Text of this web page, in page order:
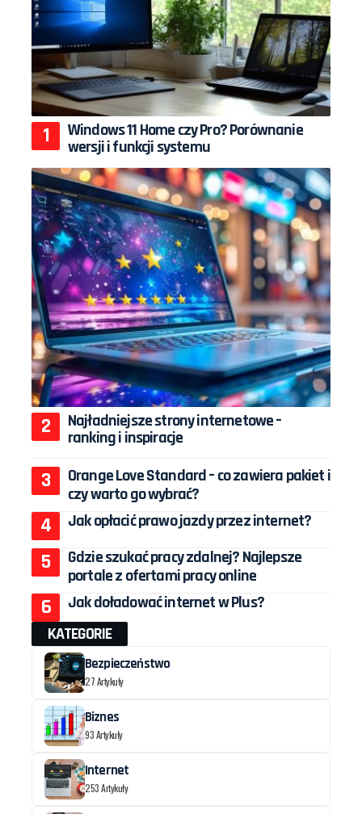
Windows 11 Home czy Pro? Porównanie
wersji i funkcji systemu
Najładniejsze strony internetowe –
ranking i inspiracje
Orange Love Standard – co zawiera pakiet i
czy warto go wybrać?
Jak opłacić prawo jazdy przez internet?
Gdzie szukać pracy zdalnej? Najlepsze
portale z ofertami pracy online
Jak doładować internet w Plus?
KATEGORIE
Bezpieczeństwo
27 Artykuły
Biznes
93 Artykuły
Internet
253 Artykuły